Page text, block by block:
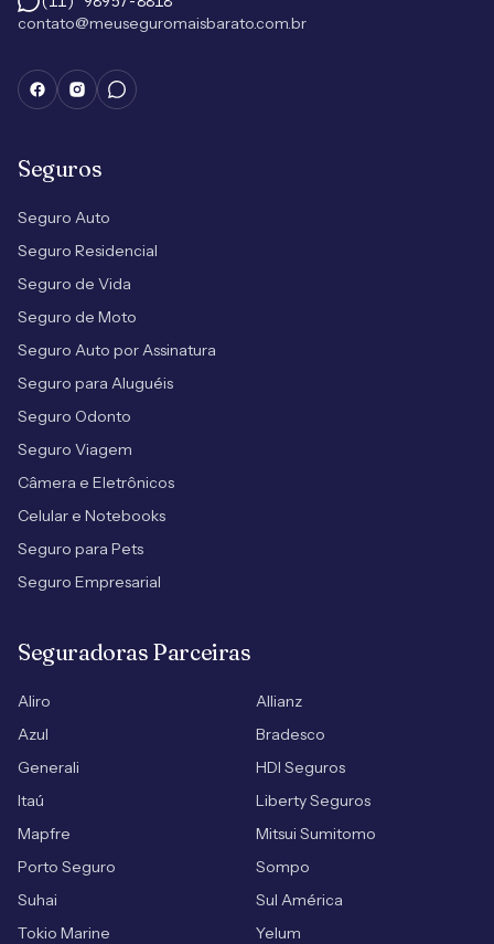
contato@meuseguromaisbarato.com.br
Seguros
Seguro Auto
Seguro Residencial
Seguro de Vida
Seguro de Moto
Seguro Auto por Assinatura
Seguro para Aluguéis
Seguro Odonto
Seguro Viagem
Câmera e Eletrônicos
Celular e Notebooks
Seguro para Pets
Seguro Empresarial
Seguradoras Parceiras
Aliro
Allianz
Azul
Bradesco
Generali
HDI Seguros
Itaú
Liberty Seguros
Mapfre
Mitsui Sumitomo
Porto Seguro
Sompo
Suhai
Sul América
Tokio Marine
Yelum